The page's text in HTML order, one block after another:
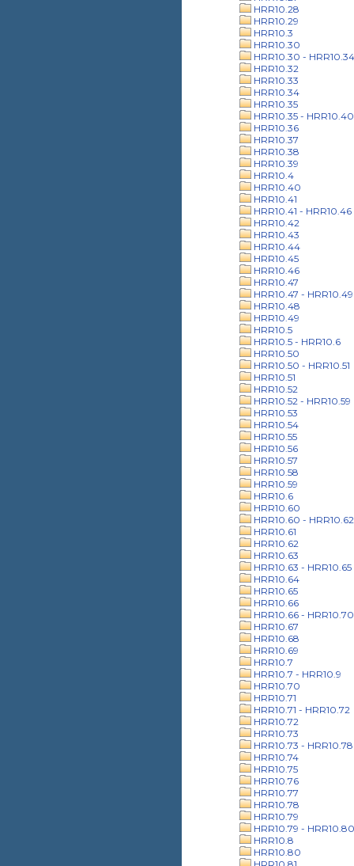
HRR10.28
HRR10.29
HRR10.3
HRR10.30
HRR10.30 - HRR10.34
HRR10.32
HRR10.33
HRR10.34
HRR10.35
HRR10.35 - HRR10.40
HRR10.36
HRR10.37
HRR10.38
HRR10.39
HRR10.4
HRR10.40
HRR10.41
HRR10.41 - HRR10.46
HRR10.42
HRR10.43
HRR10.44
HRR10.45
HRR10.46
HRR10.47
HRR10.47 - HRR10.49
HRR10.48
HRR10.49
HRR10.5
HRR10.5 - HRR10.6
HRR10.50
HRR10.50 - HRR10.51
HRR10.51
HRR10.52
HRR10.52 - HRR10.59
HRR10.53
HRR10.54
HRR10.55
HRR10.56
HRR10.57
HRR10.58
HRR10.59
HRR10.6
HRR10.60
HRR10.60 - HRR10.62
HRR10.61
HRR10.62
HRR10.63
HRR10.63 - HRR10.65
HRR10.64
HRR10.65
HRR10.66
HRR10.66 - HRR10.70
HRR10.67
HRR10.68
HRR10.69
HRR10.7
HRR10.7 - HRR10.9
HRR10.70
HRR10.71
HRR10.71 - HRR10.72
HRR10.72
HRR10.73
HRR10.73 - HRR10.78
HRR10.74
HRR10.75
HRR10.76
HRR10.77
HRR10.78
HRR10.79
HRR10.79 - HRR10.80
HRR10.8
HRR10.80